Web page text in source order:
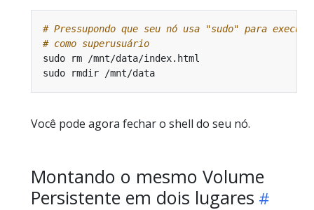
# Pressupondo que seu nó usa "sudo" para
# como superusuário
Você pode agora fechar o shell do seu nó.
Montando o mesmo Volume
Persistente em dois lugares